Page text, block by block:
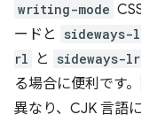
writing-mode
ードと
sideways-
rl
と sideways-lr
る場合に便利です。
異なり、CJK 言語